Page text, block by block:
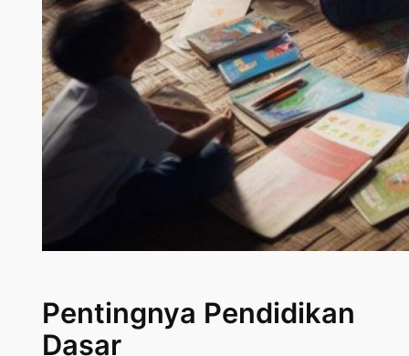
Pentingnya Pendidikan
Dasar